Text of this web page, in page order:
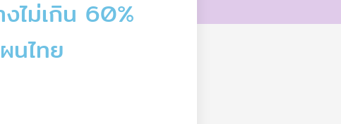
ไม่เกิน 60%
นไทย